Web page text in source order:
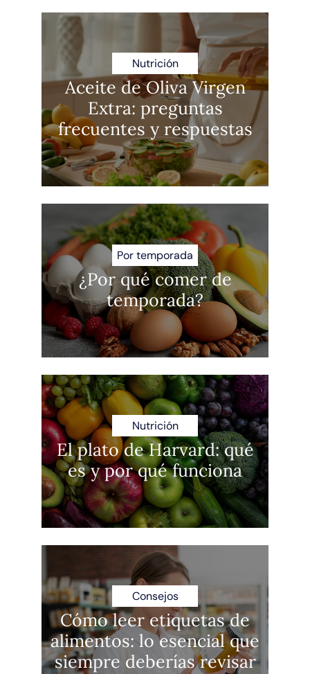
Nutrición
Aceite de Oliva Virgen
Extra: preguntas
frecuentes y respuestas
Por temporada
¿Por qué comer de
temporada?
Nutrición
El plato de Harvard: qué
es y por qué funciona
Consejos
Cómo leer etiquetas de
alimentos: lo esencial que
siempre deberías revisar